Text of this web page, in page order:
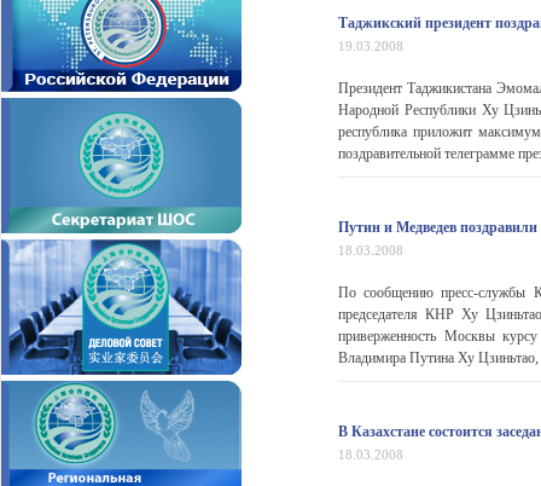
Таджикский президент
19.03.2008
Президент Таджикистана
Народной Республики Ху
республика приложит
поздравительной телеграмме
Путин и Медведев
18.03.2008
По сообщению пресс-службы
председателя КНР Ху
приверженность Москвы курсу
Владимира Путина Ху Цзиньтао,
В Казахстане состоится
18.03.2008